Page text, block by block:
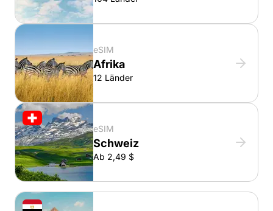
eSIM
Afrika
12 Länder
eSIM
Schweiz
Ab 2,49 $